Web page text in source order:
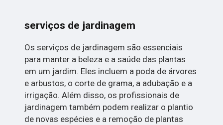
serviços de jardinagem
Os serviços de jardinagem são essenciais
para manter a beleza e a saúde das plantas
em um jardim. Eles incluem a poda de árvores
e arbustos, o corte de grama, a adubação e a
irrigação. Além disso, os profissionais de
jardinagem também podem realizar o plantio
de novas espécies e a remoção de plantas